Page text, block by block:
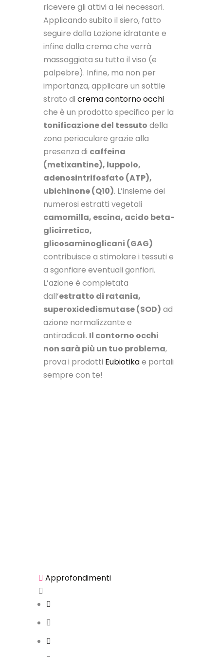
ricevere gli attivi a lei necessari.
Applicando subito il siero, fatto
seguire dalla Lozione idratante e
infine dalla crema che verrà
massaggiata su tutto il viso (e
palpebre). Infine, ma non per
importanza, applicare un sottile
strato di crema contorno occhi
che è un prodotto specifico per la
tonificazione del tessuto della
zona perioculare grazie alla
presenza di caffeina
(metixantine), luppolo,
adenosintrifosfato (ATP),
ubichinone (Q10). L’insieme dei
numerosi estratti vegetali
camomilla, escina, acido beta-
glicirretico,
glicosaminoglicani (GAG)
contribuisce a stimolare i tessuti e
a sgonfiare eventuali gonfiori.
L’azione è completata
dall’estratto di ratania,
superoxidedismutase (SOD) ad
azione normalizzante e
antiradicali. Il contorno occhi
non sarà più un tuo problema,
prova i prodotti Eubiotikae portali
sempre con te!
Approfondimenti